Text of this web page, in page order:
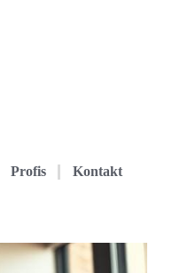
Profis Kontakt